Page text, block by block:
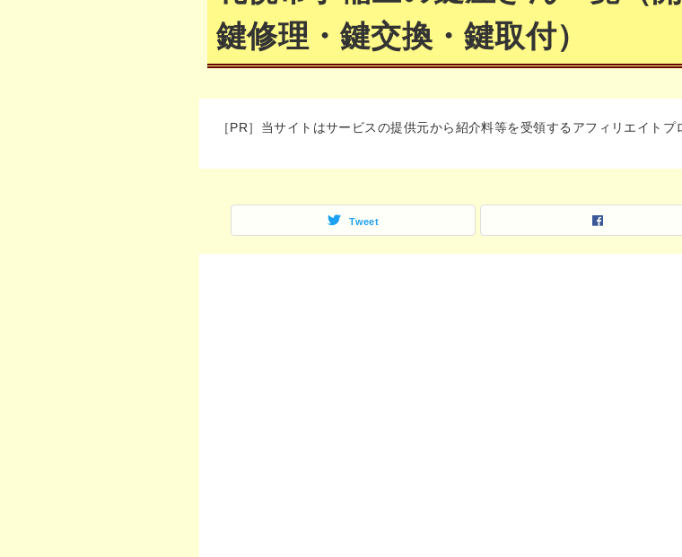
鍵修理・鍵交換・鍵取付）
［PR］当サイトはサービスの提供元から紹介料等を受領するアフィリエイトプ
Tweet